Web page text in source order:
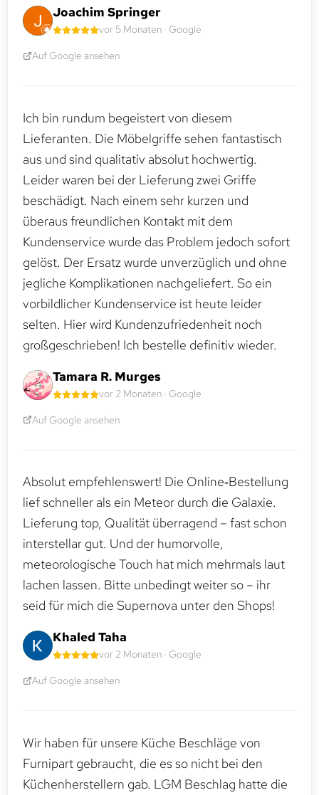
Joachim Springer
vor 5 Monaten · Google
Auf Google ansehen
Ich bin rundum begeistert von diesem
Lieferanten. Die Möbelgriffe sehen fantastisch
aus und sind qualitativ absolut hochwertig.
Leider waren bei der Lieferung zwei Griffe
beschädigt. Nach einem sehr kurzen und
überaus freundlichen Kontakt mit dem
Kundenservice wurde das Problem jedoch sofort
gelöst. Der Ersatz wurde unverzüglich und ohne
jegliche Komplikationen nachgeliefert. So ein
vorbildlicher Kundenservice ist heute leider
selten. Hier wird Kundenzufriedenheit noch
großgeschrieben! Ich bestelle definitiv wieder.
Tamara R. Murges
vor 2 Monaten · Google
Auf Google ansehen
Absolut empfehlenswert! Die Online‑Bestellung
lief schneller als ein Meteor durch die Galaxie.
Lieferung top, Qualität überragend – fast schon
interstellar gut. Und der humorvolle,
meteorologische Touch hat mich mehrmals laut
lachen lassen. Bitte unbedingt weiter so – ihr
seid für mich die Supernova unter den Shops!
Khaled Taha
vor 2 Monaten · Google
Auf Google ansehen
Wir haben für unsere Küche Beschläge von
Furnipart gebraucht, die es so nicht bei den
Küchenherstellern gab. LGM Beschlag hatte die